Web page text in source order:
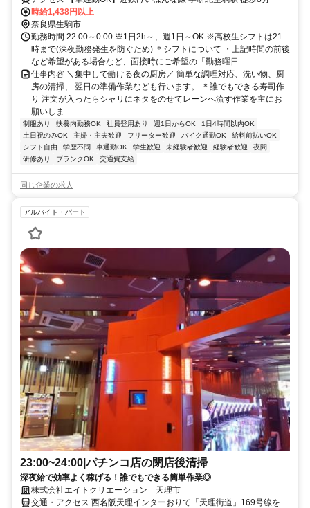
時給1,438円以上
奈良県生駒市
勤務時間 22:00～0:00 ※1日2h～、週1日～OK ※高校生シフトは21
時まで(深夜勤務発生を防ぐため) ＊シフトについて ・上記時間の前後
など希望がある場合など、面接時にご希望の「勤務曜日...
仕事内容 ＼集中して働ける夜の厨房／ 簡単な調理対応、洗い物、厨
房の清掃、 翌日の準備作業なども行います。 ＊誰でもできる寿司作
り 注文が入ったらシャリにネタをのせてレーンへ流す作業を主にお
願いしま...
制服あり 扶養内勤務OK 社員登用あり 週1日からOK
1日4時間以内OK
土日祝のみOK
主婦・主夫歓迎 フリーター歓迎 バイク通勤OK
給料前払いOK
シフト自由
学歴不問 車通勤OK 学生歓迎 未経験者歓迎 経験者歓迎
夜間
研修あり
ブランクOK 交通費支給
同じ企業の求人
アルバイト・パート
23:00~24:00|パチンコ店の閉店後清掃
深夜給で効率よく稼げる！誰でもできる簡単作業◎
株式会社エイトクリエーション 天理市
交通・アクセス 西名阪天理インターおりて「天理街道」169号線を